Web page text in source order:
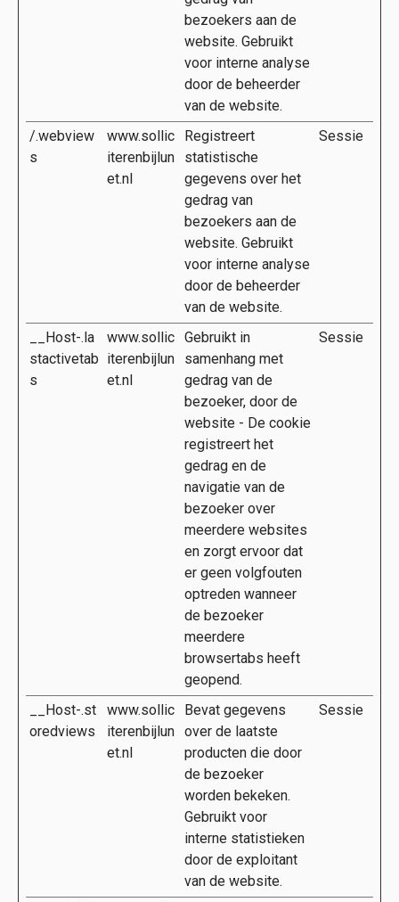
bezoekers aan de
website. Gebruikt
voor interne analyse
door de beheerder
van de website.
/.webview
s
www.sollic
iterenbijlun
et.nl
Registreert
statistische
gegevens over het
gedrag van
bezoekers aan de
website. Gebruikt
voor interne analyse
door de beheerder
van de website.
Sessie
__Host-.la
stactivetab
s
www.sollic
iterenbijlun
et.nl
Gebruikt in
samenhang met
gedrag van de
bezoeker, door de
website - De cookie
registreert het
gedrag en de
navigatie van de
bezoeker over
meerdere websites
en zorgt ervoor dat
er geen volgfouten
optreden wanneer
de bezoeker
meerdere
browsertabs heeft
geopend.
Sessie
__Host-.st
oredviews
www.sollic
iterenbijlun
et.nl
Bevat gegevens
over de laatste
producten die door
de bezoeker
worden bekeken.
Gebruikt voor
interne statistieken
door de exploitant
van de website.
Sessie